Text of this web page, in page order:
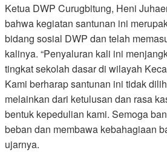
Ketua DWP Curugbitung, Heni
bahwa kegiatan santunan ini
bidang sosial DWP dan telah
kalinya. “Penyaluran kali ini
tingkat sekolah dasar di wilayah
Kami berharap santunan ini tidak
melainkan dari ketulusan dan rasa
bentuk kepedulian kami. Semoga
beban dan membawa kebahagiaan
ujarnya.